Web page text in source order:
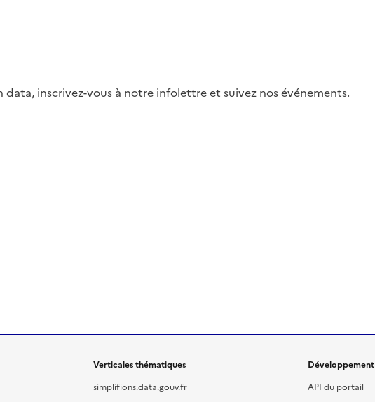
inscrivez-vous à notre infolettre et suivez nos événements.
Verticales thématiques
simplifions.data.gouv.fr
Développement
API du portail